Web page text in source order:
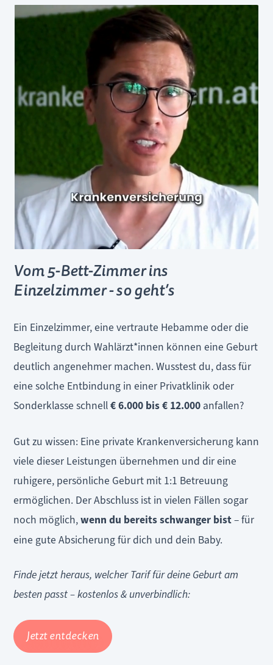
Vom 5-Bett-Zimmer ins
Einzelzimmer - so geht’s
Ein Einzelzimmer, eine vertraute Hebamme oder die
Begleitung durch Wahlärzt*innen können eine Geburt
deutlich angenehmer machen. Wusstest du, dass für
eine solche Entbindung in einer Privatklinik oder
Sonderklasse schnell€ 6.000 bis € 12.000 anfallen?
Gut zu wissen: Eine private Krankenversicherung kann
viele dieser Leistungen übernehmen und dir eine
ruhigere, persönliche Geburt mit 1:1 Betreuung
ermöglichen. Der Abschluss ist in vielen Fällen sogar
noch möglich,wenn du bereits schwanger bist– für
eine gute Absicherung für dich und dein Baby.
Finde jetzt heraus, welcher Tarif für deine Geburt am
besten passt – kostenlos & unverbindlich:
Jetzt entdecken